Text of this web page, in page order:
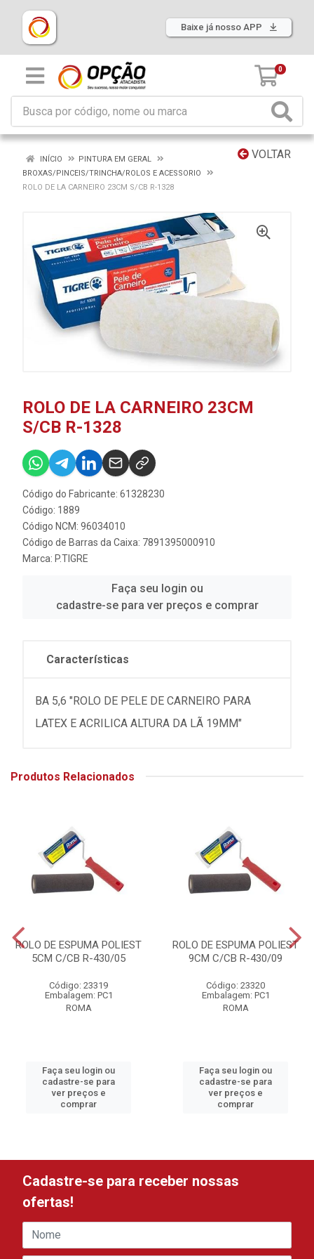
Baixe já nosso APP
0
VOLTAR
INÍCIO
PINTURA EM GERAL
BROXAS/PINCEIS/TRINCHA/ROLOS E ACESSORIO
ROLO DE LA CARNEIRO 23CM S/CB R-1328
ROLO DE LA CARNEIRO 23CM
S/CB R-1328
Código do Fabricante: 61328230
Código: 1889
Código NCM: 96034010
Código de Barras da Caixa: 7891395000910
Marca: P.TIGRE
Faça seu login ou
cadastre-se para ver preços e comprar
Características
BA 5,6 "ROLO DE PELE DE CARNEIRO PARA
LATEX E ACRILICA ALTURA DA LÃ 19MM"
Produtos Relacionados
ROLO DE ESPUMA POLIEST
5CM C/CB R-430/05
Código: 23319
Embalagem: PC1
ROMA
Faça seu login ou
cadastre-se para
ver preços e
comprar
ROLO DE ESPUMA POLIEST
9CM C/CB R-430/09
Código: 23320
Embalagem: PC1
ROMA
Faça seu login ou
cadastre-se para
ver preços e
comprar
Cadastre-se para receber nossas
ofertas!